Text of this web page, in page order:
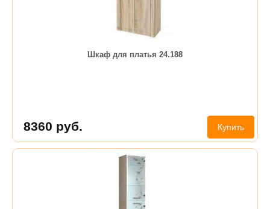
Шкаф для платья 24.188
8360 руб. Купить